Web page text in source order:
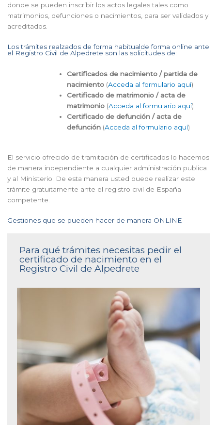
donde se pueden inscribir los actos legales tales como
matrimonios, defunciones o nacimientos, para ser validados y
acreditados.
Los trámites realzados de forma habitualde forma online ante
el Registro Civil de Alpedrete son las solicitudes de:
Certificados de nacimiento / partida de
nacimiento (Acceda al formulario aquí)
Certificado de matrimonio / acta de
matrimonio (Acceda al formulario aquí)
Certificado de defunción / acta de
defunción (Acceda al formulario aquí)
El servicio ofrecido de tramitación de certificados lo hacemos
de manera independiente a cualquier administración publica
y al Ministerio. De esta manera usted puede realizar este
trámite gratuitamente ante el registro civil de España
competente.
Gestiones que se pueden hacer de manera ONLINE
Para qué trámites necesitas pedir el
certificado de nacimiento en el
Registro Civil de Alpedrete